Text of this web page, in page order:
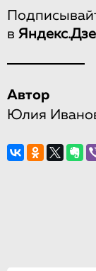
в
Автор
Юлия